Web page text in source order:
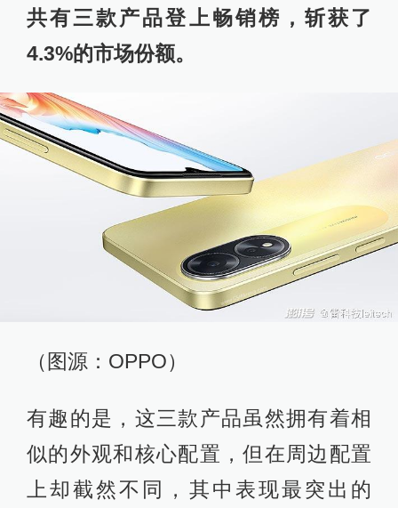
共有三款产品登上畅销榜，斩获了
4.3%的市场份额。
（图源：OPPO）
有趣的是，这三款产品虽然拥有着相
似的外观和核心配置，但在周边配置
上却截然不同，其中表现最突出的